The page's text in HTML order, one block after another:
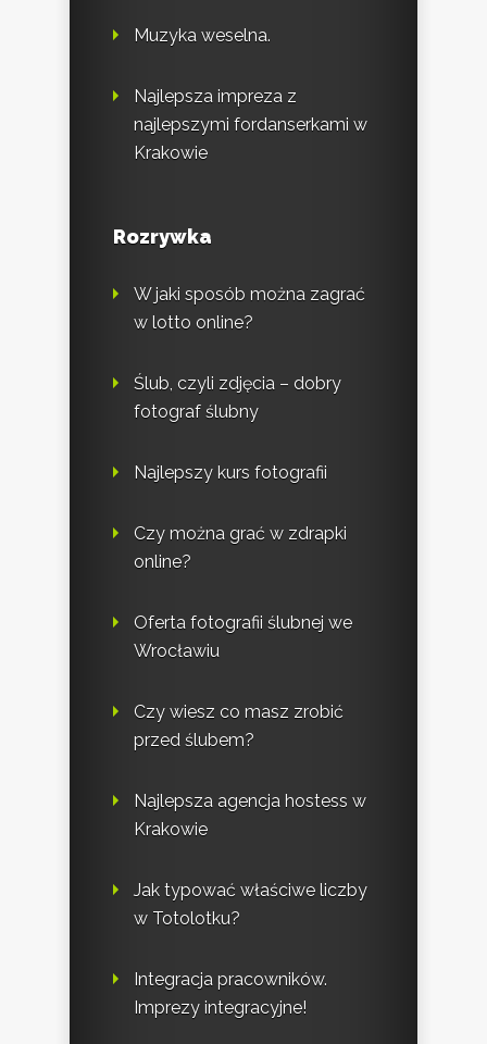
Muzyka weselna.
Najlepsza impreza z
najlepszymi fordanserkami w
Krakowie
Rozrywka
W jaki sposób można zagrać
w lotto online?
Ślub, czyli zdjęcia – dobry
fotograf ślubny
Najlepszy kurs fotografii
Czy można grać w zdrapki
online?
Oferta fotografii ślubnej we
Wrocławiu
Czy wiesz co masz zrobić
przed ślubem?
Najlepsza agencja hostess w
Krakowie
Jak typować właściwe liczby
w Totolotku?
Integracja pracowników.
Imprezy integracyjne!